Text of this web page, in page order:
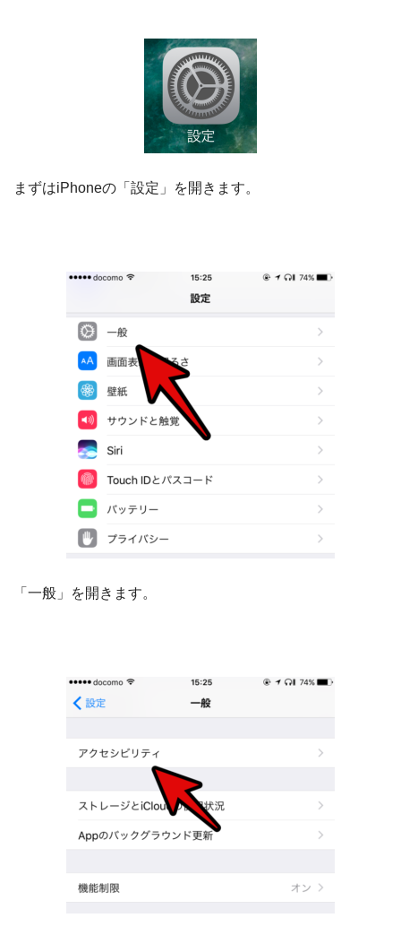
まずはiPhoneの「設定」を開きます。
「一般」を開きます。